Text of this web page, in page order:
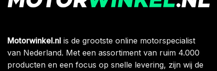
Motorwinkel.nl is de grootste online motorspecialist
van Nederland. Met een assortiment van ruim 4.000
producten en een focus op snelle levering, zijn wij de